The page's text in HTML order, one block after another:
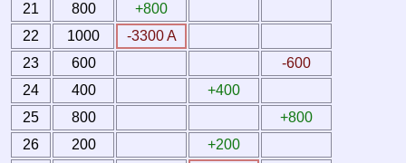
21
800
+800
22
1000
-3300 A
23
600
-600
24
400
+400
25
800
+800
26
200
+200